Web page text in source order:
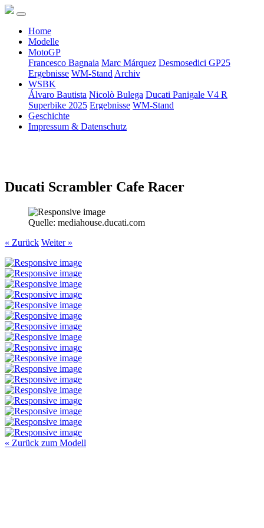
Home
Modelle
MotoGP
Francesco Bagnaia Marc Márquez Desmosedici GP25
Ergebnisse WM-Stand Archiv
WSBK
Álvaro Bautista Nicolò Bulega Ducati Panigale V4 R
Superbike 2025 Ergebnisse WM-Stand
Geschichte
Impressum & Datenschutz
Ducati Scrambler Cafe Racer
Quelle: mediahouse.ducati.com
« Zurück Weiter »
« Zurück zum Modell